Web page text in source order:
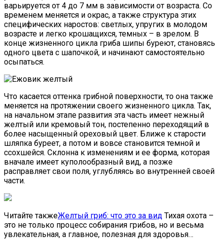
варьируется от 4 до 7 мм в зависимости от возраста. Со
временем меняется и окрас, а также структура этих
специфических наростов: светлых, упругих в молодом
возрасте и легко крошащихся, темных – в зрелом. В
конце жизненного цикла гриба шипы буреют, становясь
одного цвета с шапочкой, и начинают самостоятельно
осыпаться.
Что касается оттенка грибной поверхности, то она также
меняется на протяжении своего жизненного цикла. Так,
на начальном этапе развития эта часть имеет нежный
желтый или кремовый тон, постепенно переходящий в
более насыщенный ореховый цвет. Ближе к старости
шляпка буреет, а потом и вовсе становится темной и
ссохшейся. Склонна к изменениям и ее форма, которая
вначале имеет куполообразный вид, а позже
расправляет свои поля, углубляясь во внутренней своей
части.
Читайте такжеЖелтый гриб: что это за вид Тихая охота –
это не только процесс собирания грибов, но и весьма
увлекательная, а главное, полезная для здоровья…